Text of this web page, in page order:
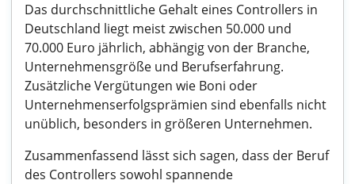
Das durchschnittliche Gehalt eines Controllers in
Deutschland liegt meist zwischen 50.000 und
70.000 Euro jährlich, abhängig von der Branche,
Unternehmensgröße und Berufserfahrung.
Zusätzliche Vergütungen wie Boni oder
Unternehmenserfolgsprämien sind ebenfalls nicht
unüblich, besonders in größeren Unternehmen.
Zusammenfassend lässt sich sagen, dass der Beruf
des Controllers sowohl spannende